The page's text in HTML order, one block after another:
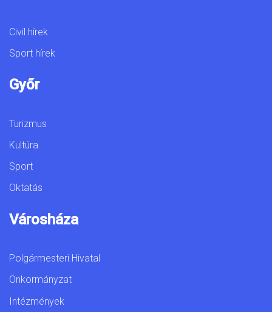
Civil hírek
Sport hírek
Győr
Turizmus
Kultúra
Sport
Oktatás
Városháza
Polgármesteri Hivatal
Önkormányzat
Intézmények